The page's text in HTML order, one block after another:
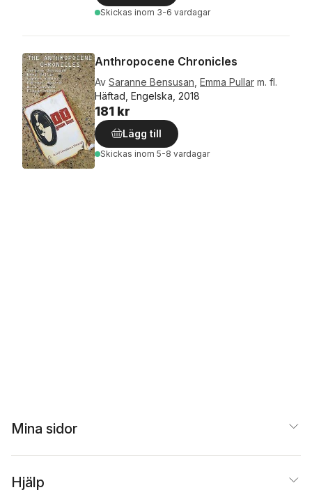
Skickas inom 3-6 vardagar
Anthropocene Chronicles
Av Saranne Bensusan Emma Pullar m. fl.
Häftad, Engelska, 2018
181 kr
Lägg till
Skickas inom 5-8 vardagar
Mina sidor
Hjälp